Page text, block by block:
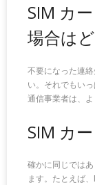
SIM カ
場合は
不要になった連
い。それでもい
通信事業者は、
SIM カ
確かに同じでは
ます。たとえば